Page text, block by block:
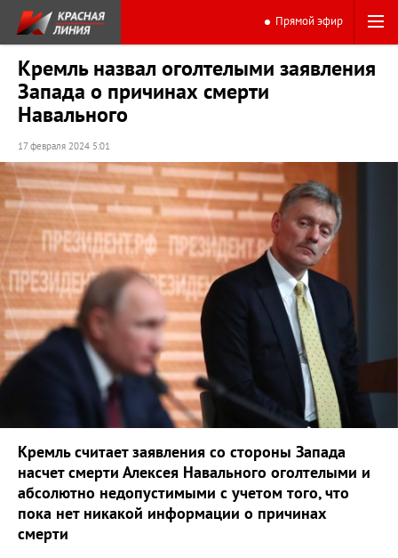
Прямой эфир
Кремль назвал оголтелыми заявления
Запада о причинах смерти
Навального
17 февраля 2024 5:01
Кремль считает заявления со стороны Запада
насчет смерти Алексея Навального оголтелыми и
абсолютно недопустимыми с учетом того, что
пока нет никакой информации о причинах
смерти